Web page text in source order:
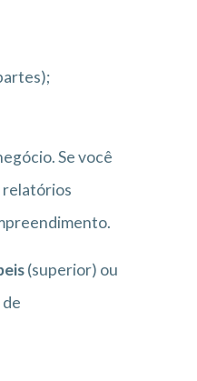
Se você
relatórios
(superior) ou